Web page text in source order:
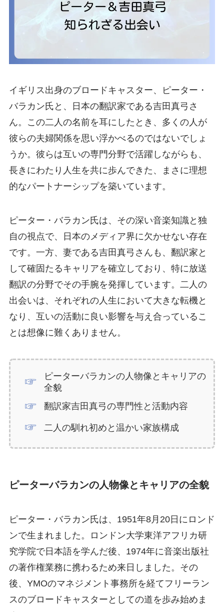
イギリス出身のブロードキャスター、ピーター・
バラカン氏と、日本の翻訳家である吉田真弓さ
ん。この二人の名前を耳にしたとき、多くの人が
彼らの夫婦関係を思い浮かべるのではないでしょ
うか。彼らは互いの専門分野で活躍しながらも、
長きにわたり人生を共に歩んできた、まさに理想
的なパートナーシップを築いています。
ピーター・バラカン氏は、その深い音楽知識と独
自の視点で、日本のメディア界に欠かせない存在
です。一方、妻である吉田真弓さんも、翻訳家と
して確固たるキャリアを確立しており、特に放送
翻訳の分野でその手腕を発揮しています。二人の
出会いは、それぞれの人生において大きな転機と
なり、互いの活動に良い影響を与え合っているこ
とは想像に難くありません。
ピーターバラカンの人物像とキャリアの
全貌
翻訳家吉田真弓の専門性と活動内容
二人の馴れ初めと温かい家族構成
ピーターバラカンの人物像とキャリアの全貌
ピーター・バラカン氏は、1951年8月20日にロンド
ンで生まれました。ロンドン大学東洋アフリカ研
究学院で日本語を学んだ後、1974年に音楽出版社
の著作権業務に携わるため来日しました。その
後、YMOのマネジメント事務所を経てフリーラン
スのブロードキャスターとしての道を歩み始めま